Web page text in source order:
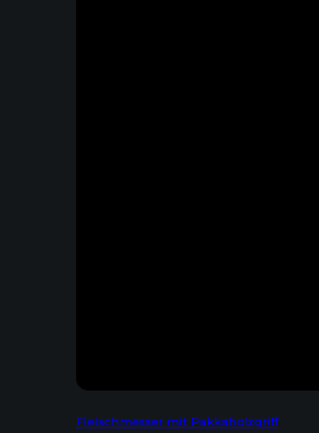
Fleischmesser mit Pakkaholzgriff